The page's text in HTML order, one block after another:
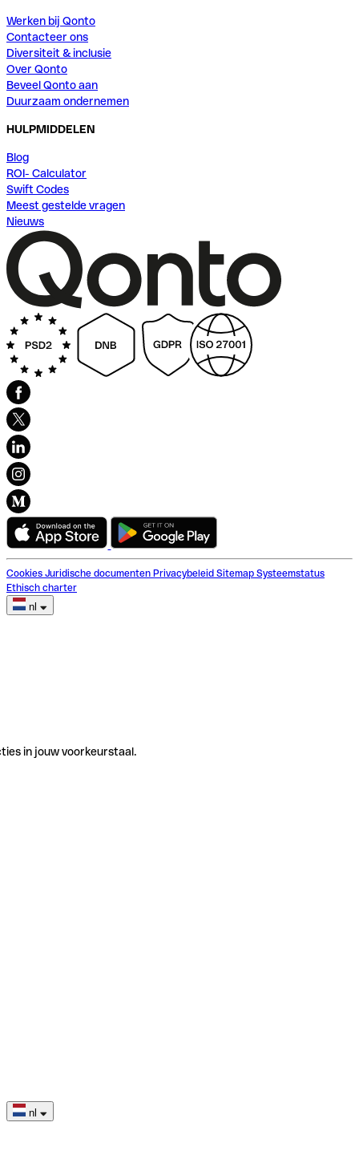
Werken bij Qonto
Contacteer ons
Diversiteit & inclusie
Over Qonto
Beveel Qonto aan
Duurzaam ondernemen
HULPMIDDELEN
Blog
ROI- Calculator
Swift Codes
Meest gestelde vragen
Nieuws
Cookies Juridische documenten Privacybeleid Sitemap Systeemstatus
Ethisch charter
nl
in jouw voorkeurstaal.
nl